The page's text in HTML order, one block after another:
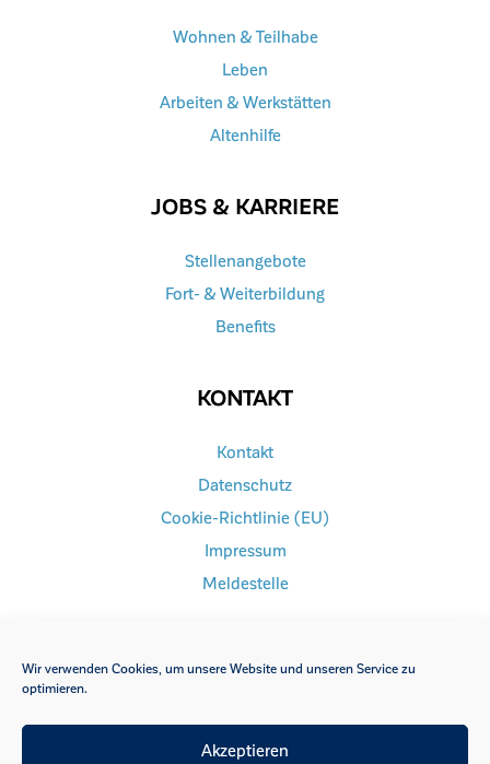
Wir verwenden Cookies, um unsere Website und unseren Service zu
optimieren.
Akzeptieren
Wohnen & Teilhabe
Leben
Arbeiten & Werkstätten
Altenhilfe
JOBS & KARRIERE
Stellenangebote
Fort- & Weiterbildung
Benefits
KONTAKT
Kontakt
Datenschutz
Cookie-Richtlinie (EU)
Impressum
Meldestelle
YOUTUBE